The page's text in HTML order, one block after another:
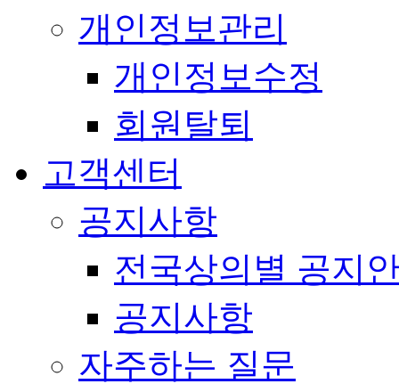
개인정보관리
개인정보수정
회원탈퇴
고객센터
공지사항
전국상의별 공지
공지사항
자주하는 질문